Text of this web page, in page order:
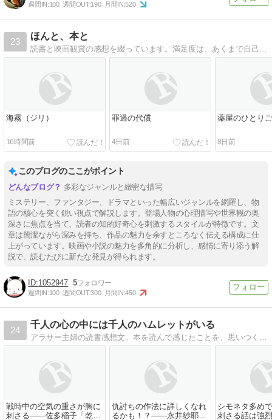
週間IN:100 週間OUT:190 月間IN:520
23
ほんと、本と
読書と映画観賞の感想を綴っています。満足度は、あくまで自己満足度です。
海霧（ジリ）
16時間前
罪過の代償
4日前
薬屋のひとり
8日前
このブログのここがポイント
多彩なジャンルと緻密な描写
ミステリー、ファンタジー、ドラマといった幅広いジャンルを網羅し、物
語の核心を突く鋭い視点で解説します。登場人物の心理描写や世界観の奥
深さに焦点を当て、読者の知的好奇心を刺激するスタイルが特徴です。文
章は簡潔ながら深みを持ち、作品の魅力を余すところなく伝える構成に仕
上がっています。映画や小説の魅力を多角的に分析し、感情に寄り添う解
説で、読むたびに新たな発見が得られます。
1052947 5
週間IN:100 週間OUT:300 月間IN:450
24
千人の心の中には千人のハムレットがいる
アラサー主婦の読書感想文。本を読んで感じたことを、思いつくままに綴っています。※ネタバレ前提※
戦時中の空気の重さが胸に
刺さる――佐多稲子「乾い
仇討ちの作法に詳しくなれ
るかも！？――永井紗耶子
シモネタ多め
刺さる話は強